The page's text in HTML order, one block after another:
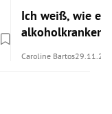
Ich weiß, wie es
alkoholkranken
Caroline Bartos